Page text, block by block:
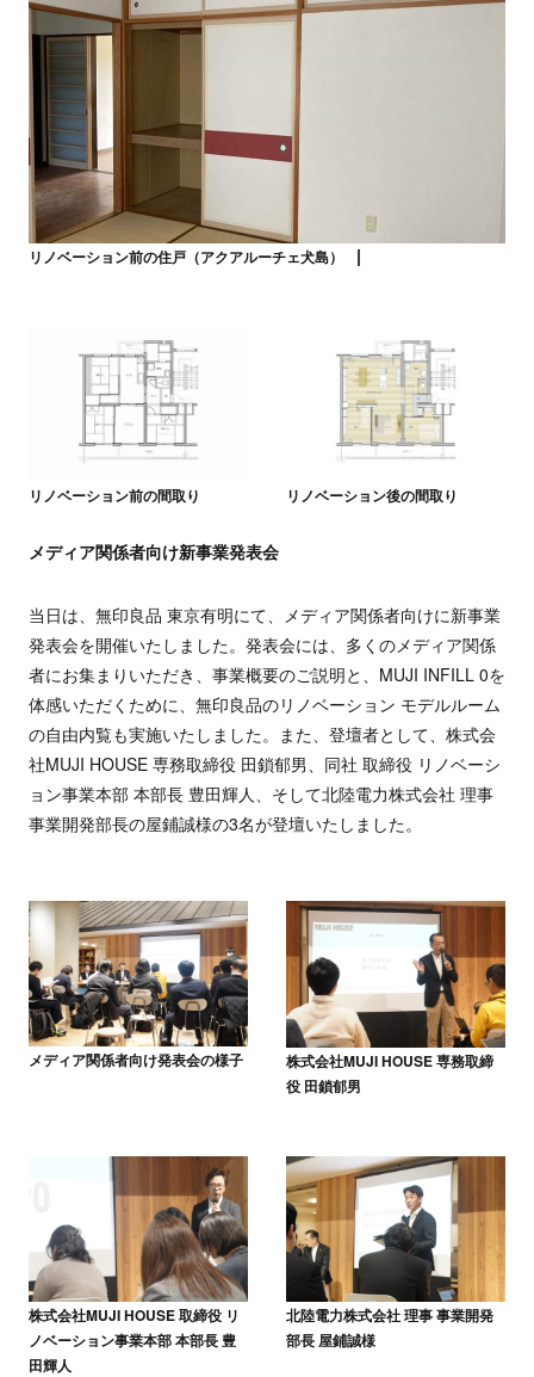
リノベーション前の住戸（アクアルーチェ犬島）
リノベーション前の間取り リノベーション後の間取り
メディア関係者向け新事業発表会
当日は、無印良品 東京有明にて、メディア関係者向けに新事業
発表会を開催いたしました。発表会には、多くのメディア関係
者にお集まりいただき、事業概要のご説明と、MUJI INFILL 0を
体感いただくために、無印良品のリノベーション モデルルーム
の自由内覧も実施いたしました。また、登壇者として、株式会
社MUJI HOUSE 専務取締役 田鎖郁男、同社 取締役 リノベーシ
ョン事業本部 本部長 豊田輝人、そして北陸電力株式会社 理事
事業開発部長の屋鋪誠様の3名が登壇いたしました。
メディア関係者向け発表会の様子
株式会社MUJI HOUSE 専務取締
役 田鎖郁男
株式会社MUJI HOUSE 取締役 リ
ノベーション事業本部 本部長 豊
田輝人
北陸電力株式会社 理事 事業開発
部長 屋鋪誠様